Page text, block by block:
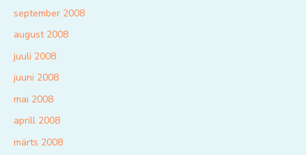
september 2008
august 2008
juuli 2008
juuni 2008
mai 2008
aprill 2008
märts 2008